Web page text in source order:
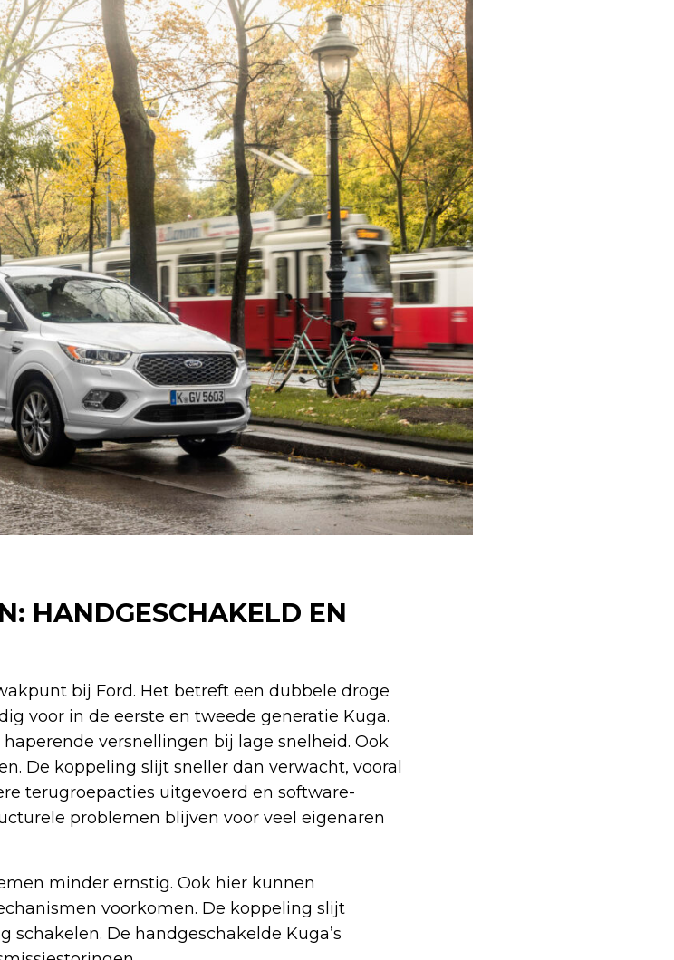
HANDGESCHAKELD EN
bij Ford. Het betreft een dubbele droge
voor in de eerste en tweede generatie Kuga.
versnellingen bij lage snelheid. Ook
De koppeling slijt sneller dan verwacht, vooral
terugroepacties uitgevoerd en software-
problemen blijven voor veel eigenaren
minder ernstig. Ook hier kunnen
voorkomen. De koppeling slijt
De handgeschakelde Kuga’s